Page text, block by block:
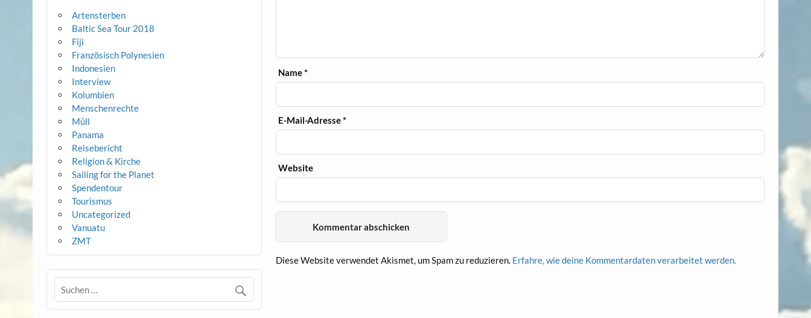
Name*
E-Mail-Adresse*
Website
Diese Website verwendet Akismet, um Spam zu reduzieren. Erfahre, wie deine Kommentardaten verarbeitet werden.
Artensterben
Baltic Sea Tour 2018
Fiji
Französisch Polynesien
Indonesien
Interview
Kolumbien
Menschenrechte
Müll
Panama
Reisebericht
Religion & Kirche
Sailing for the Planet
Spendentour
Tourismus
Uncategorized
Vanuatu
ZMT